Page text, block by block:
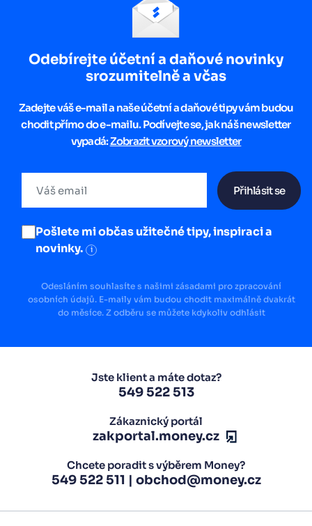
Odebírejte účetní a daňové novinky
srozumitelně a včas
Zadejte váš e-mail a naše účetní a daňové tipy vám budou
chodit přímo do e-mailu. Podívejte se, jak náš newsletter
vypadá:Zobrazit vzorový newsletter
Přihlásit se
Pošlete mi občas užitečné tipy, inspiraci a
novinky.
i
Odesláním souhlasíte s našimi zásadami pro zpracování
osobních údajů. E-maily vám budou chodit maximálně dvakrát
do měsíce. Z odběru se můžete kdykoliv odhlásit
Jste klient a máte dotaz?
549 522 513
Zákaznický portál
zakportal.money.cz
Chcete poradit s výběrem Money?
549 522 511 | obchod@money.cz